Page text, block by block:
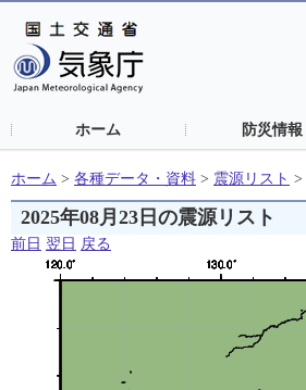
ホーム 防災情報
ホーム > 各種データ・資料 > 震源リスト >
2025年08月23日の震源リスト
前日 翌日 戻る